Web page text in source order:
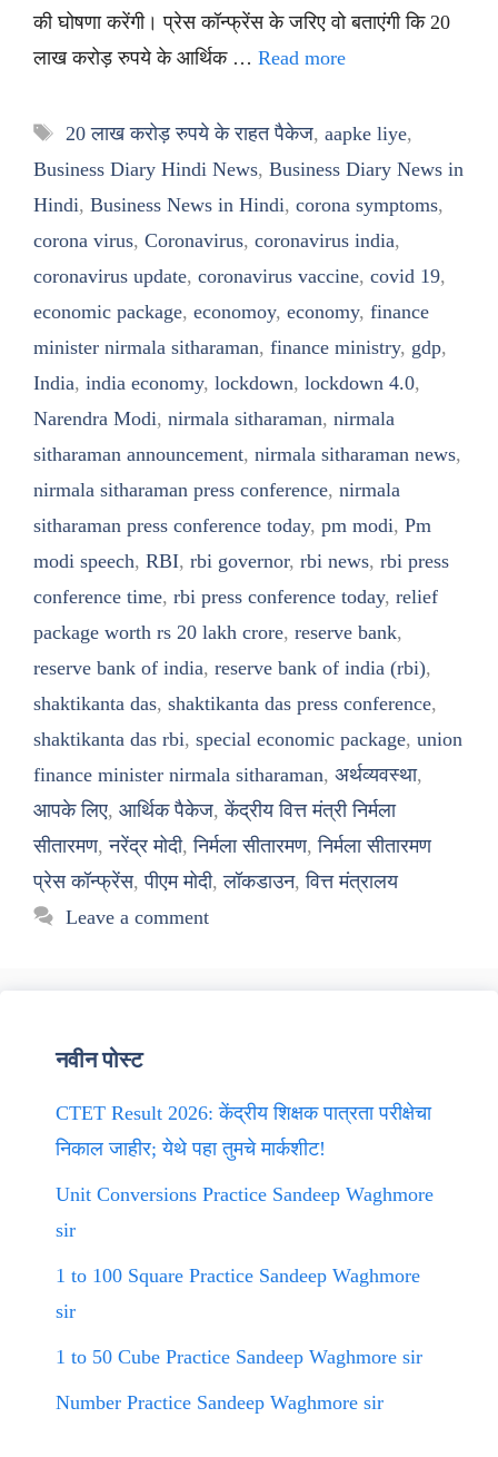
की घोषणा करेंगी। प्रेस कॉन्फ्रेंस के जरिए वो बताएंगी कि 20
लाख करोड़ रुपये के आर्थिक … Read more
Tags
20 लाख करोड़ रुपये के राहत पैकेज, aapke liye,
Business Diary Hindi News, Business Diary News in
Hindi, Business News in Hindi, corona symptoms,
corona virus, Coronavirus, coronavirus india,
coronavirus update, coronavirus vaccine, covid 19,
economic package, economoy, economy, finance
minister nirmala sitharaman, finance ministry, gdp,
India, india economy, lockdown, lockdown 4.0,
Narendra Modi, nirmala sitharaman, nirmala
sitharaman announcement, nirmala sitharaman news,
nirmala sitharaman press conference, nirmala
sitharaman press conference today, pm modi, Pm
modi speech, RBI, rbi governor, rbi news, rbi press
conference time, rbi press conference today, relief
package worth rs 20 lakh crore, reserve bank,
reserve bank of india, reserve bank of india (rbi),
shaktikanta das, shaktikanta das press conference,
shaktikanta das rbi, special economic package, union
finance minister nirmala sitharaman, अर्थव्यवस्था,
आपके लिए, आर्थिक पैकेज,केंद्रीय वित्त मंत्री निर्मला
सीतारमण,नरेंद्र मोदी,निर्मला सीतारमण,निर्मला सीतारमण
प्रेस कॉन्फ्रेंस,पीएम मोदी,लॉकडाउन,वित्त मंत्रालय
Leave a comment
नवीन पोस्ट
CTET Result 2026: केंद्रीय शिक्षक पात्रता परीक्षेचा
निकाल जाहीर; येथे पहा तुमचे मार्कशीट!
Unit Conversions Practice Sandeep Waghmore
sir
1 to 100 Square Practice Sandeep Waghmore
sir
1 to 50 Cube Practice Sandeep Waghmore sir
Number Practice Sandeep Waghmore sir